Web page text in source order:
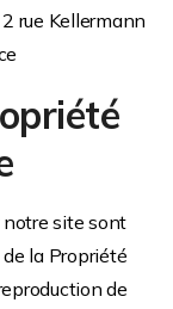
rue Kellermann
notre site sont
la Propriété
de